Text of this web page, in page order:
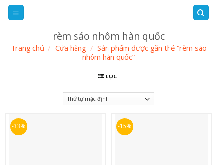
Skip
rèm sáo nhôm hàn quốc
Trang chủ / Cửa hàng / Sản phẩm được gắn thẻ “rèm sáo
nhôm hàn quốc”
LỌC
-33% -15%